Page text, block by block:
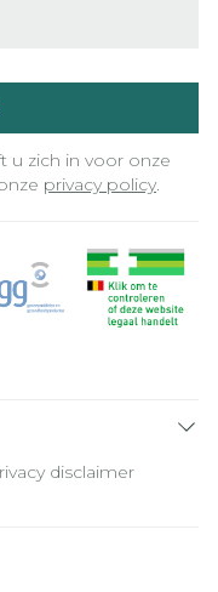
u zich in voor onze
privacy policy.
disclaimer